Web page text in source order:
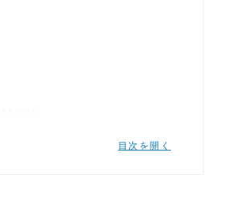
目次を開く